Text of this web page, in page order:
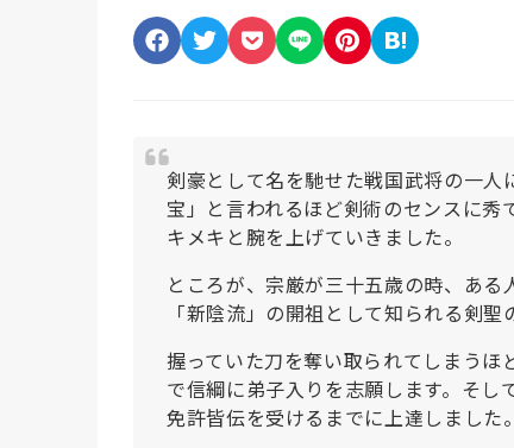
剣豪として名を馳せた戦国武将の一
宝」と言われるほど剣術のセンスに秀
キメキと腕を上げていきました。
ところが、宗厳が三十五歳の時、ある
「新陰流」の開祖として知られる剣聖
握っていた刀を奪い取られてしまう
で信綱に弟子入りを志願します。そ
免許皆伝を受けるまでに上達しました。